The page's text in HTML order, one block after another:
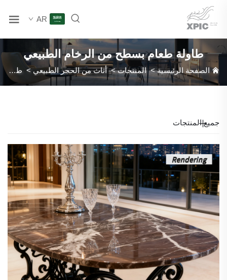
AR
طاولة طعام بسطح من الرخام الطبيعي
الصفحة الرئيسية>المنتجات>أثاث من الحجر الطبيعي > طاولة طعام بسطح من الرخام الطبيعي
جميع المنتجات